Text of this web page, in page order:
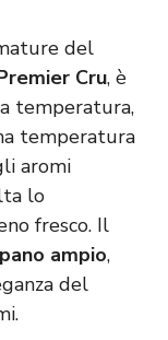
del
Cru, è
temperatura,
temperatura
aromi
lo
fresco. Il
ampio,
del